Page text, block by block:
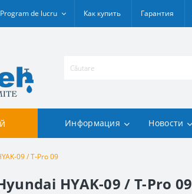
Program de lucru Как купить Гарантия
Информация Новости
09 / T-Pro 09
HYAK-09 / T-Pro 09